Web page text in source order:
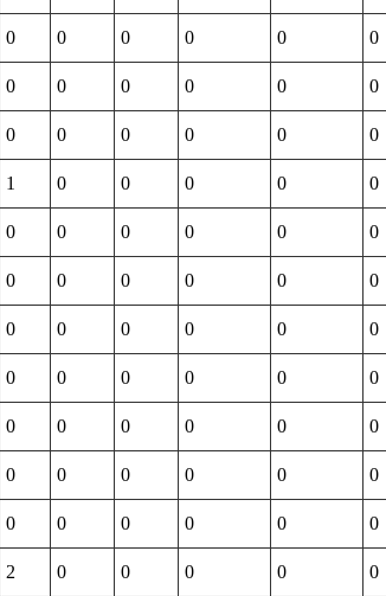
0 0 0 0 0 0
0 0 0 0 0 0
0 0 0 0 0 0
1 0 0 0 0 0
0 0 0 0 0 0
0 0 0 0 0 0
0 0 0 0 0 0
0 0 0 0 0 0
0 0 0 0 0 0
0 0 0 0 0 0
0 0 0 0 0 0
2 0 0 0 0 0